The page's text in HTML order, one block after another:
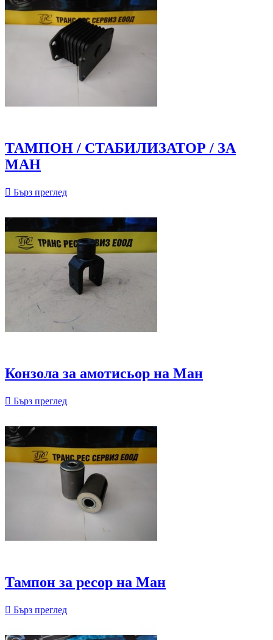
ТАМПОН / СТАБИЛИЗАТОР / ЗА
МАН
 Бърз преглед
Конзола за амотисьор на Ман
 Бърз преглед
Тампон за ресор на Ман
 Бърз преглед